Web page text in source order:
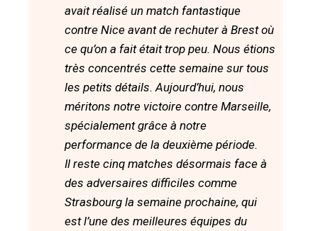
avait réalisé un match fantastique
contre Nice avant de rechuter à Brest où
ce qu’on a fait était trop peu. Nous étions
très concentrés cette semaine sur tous
les petits détails. Aujourd’hui, nous
méritons notre victoire contre Marseille,
spécialement grâce à notre
performance de la deuxième période.
Il reste cinq matches désormais face à
des adversaires difficiles comme
Strasbourg la semaine prochaine, qui
est l’une des meilleures équipes du